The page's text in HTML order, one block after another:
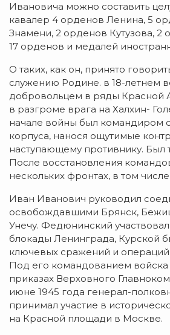
Ивановича можно составить
кавалер 4 орденов Ленина, 5
Знамени, 2 орденов Кутузова, 2
17 орденов и медалей
О таких, как он, принято
служению Родине. в 18-летнем
добровольцем в ряды Красной
в разгроме врага на Халхин-
начале войны был командиром
корпуса, нанося ощутимые
наступающему противнику. Был
После восстановления
нескольких фронтах, в том
Иван Иванович руководил
освобождавшими Брянск,
Унечу. Федюнинский
блокады Ленинграда, Курской
ключевых сражений и
Под его командованием войска
приказах Верховного
июне 1945 года генерал-
принимал участие в
на Красной площади в Москве.